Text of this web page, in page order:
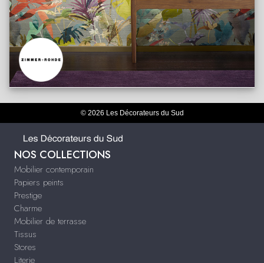
© 2026 Les Décorateurs du Sud
NOS COLLECTIONS
Mobilier contemporain
Papiers peints
Prestige
Charme
Mobilier de terrasse
Tissus
Stores
Literie